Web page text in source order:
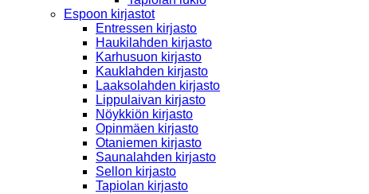
Espoon kirjastot
Entressen kirjasto
Haukilahden kirjasto
Karhusuon kirjasto
Kauklahden kirjasto
Laaksolahden kirjasto
Lippulaivan kirjasto
Nöykkiön kirjasto
Opinmäen kirjasto
Otaniemen kirjasto
Saunalahden kirjasto
Sellon kirjasto
Tapiolan kirjasto